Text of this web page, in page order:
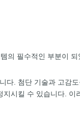
필수적인 부분이
. 첨단 기술과 고감
시킬 수 있습니다.